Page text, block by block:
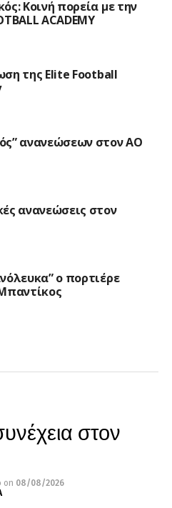
Κοινή πορεία με την
ACADEMY
της Elite Football
ανανεώσεων στον ΑΟ
ανανεώσεις στον
ο πορτιέρε
στον
on 08/08/2026